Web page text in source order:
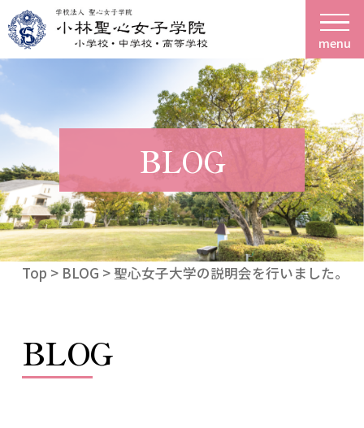
menu
BLOG
Top > BLOG > 聖心女子大学の説明会を行いました。
BLOG